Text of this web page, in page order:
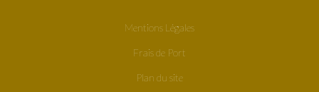
Mentions Légales
Frais de Port
Plan du site